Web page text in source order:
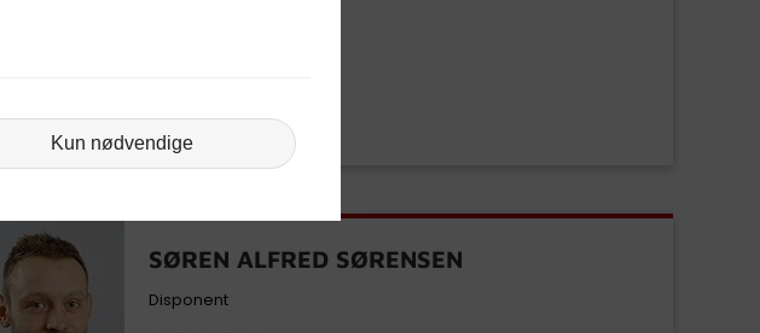
SØREN ALFRED SØRENSEN
Disponent
Kun nødvendige